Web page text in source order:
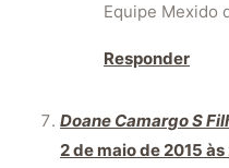
Equipe Mexido
Responder
Doane Camargo S
2 de maio de 2015 às